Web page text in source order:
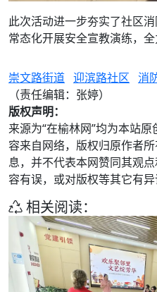
此次活动进一步夯实了社区
常态化开展安全宣教演练，
崇文路街道 迎滨路社区 消
（责任编辑：张婷）
版权声明：
来源为“在榆林网”均为本站
容来自网络，版权归原作者
息，并不代表本网赞同其观
容有误，或对版权等其它有
相关阅读：